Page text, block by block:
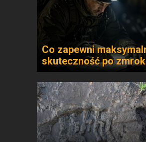
Co zapewni
skuteczność po